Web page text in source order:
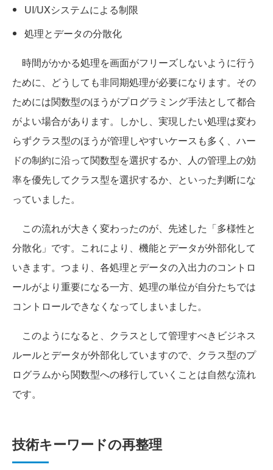
UI/UXシステムによる制限
処理とデータの分散化
時間がかかる処理を画面がフリーズしないように行う
ために、どうしても非同期処理が必要になります。その
ためには関数型のほうがプログラミング手法として都合
がよい場合があります。しかし、実現したい処理は変わ
らずクラス型のほうが管理しやすいケースも多く、ハー
ドの制約に沿って関数型を選択するか、人の管理上の効
率を優先してクラス型を選択するか、といった判断にな
っていました。
この流れが大きく変わったのが、先述した「多様性と
分散化」です。これにより、機能とデータが外部化して
いきます。つまり、各処理とデータの入出力のコントロ
ールがより重要になる一方、処理の単位が自分たちでは
コントロールできなくなってしまいました。
このようになると、クラスとして管理すべきビジネス
ルールとデータが外部化していますので、クラス型のプ
ログラムから関数型への移行していくことは自然な流れ
です。
技術キーワードの再整理